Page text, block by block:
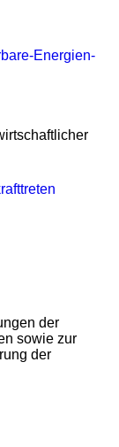
Energien-
der
sowie zur
der